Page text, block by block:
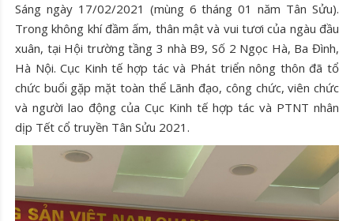
Sáng ngày 17/02/2021 (mùng 6 tháng 01 năm Tân Sửu).
Trong không khí đầm ấm, thân mật và vui tươi của ngàu đầu
xuân, tại Hội trường tầng 3 nhà B9, Số 2 Ngọc Hà, Ba Đình,
Hà Nội. Cục Kinh tế hợp tác và Phát triển nông thôn đã tổ
chức buổi gặp mặt toàn thể Lãnh đạo, công chức, viên chức
và người lao động của Cục Kinh tế hợp tác và PTNT nhân
dịp Tết cổ truyền Tân Sửu 2021.